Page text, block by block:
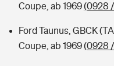
Coupe, ab 1969(0928
Ford Taunus, GBCK
Coupe, ab 1969(0928